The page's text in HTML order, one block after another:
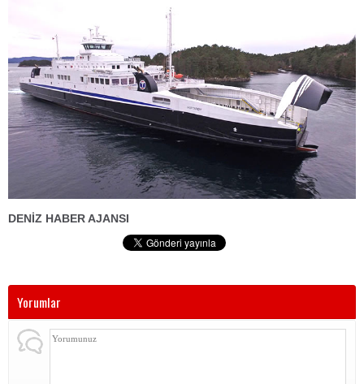
DENİZ HABER AJANSI
Yorumlar